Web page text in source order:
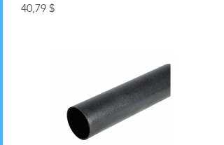
Цена
40,79 $